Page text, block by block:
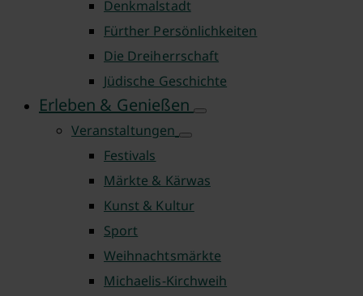
Denkmalstadt
Fürther Persönlichkeiten
Die Dreiherrschaft
Jüdische Geschichte
Erleben & Genießen
Veranstaltungen
Festivals
Märkte & Kärwas
Kunst & Kultur
Sport
Weihnachtsmärkte
Michaelis-Kirchweih